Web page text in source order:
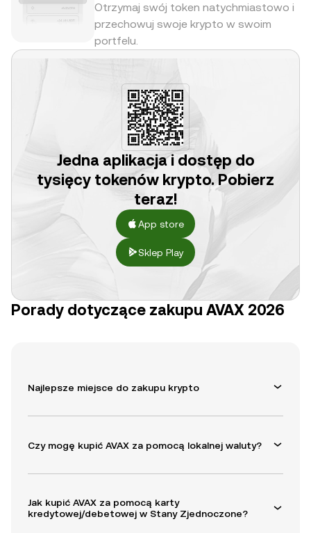
Otrzymaj swój token natychmiastowo i
przechowuj swoje krypto w swoim
portfelu.
Jedna aplikacja i dostęp do
tysięcy tokenów krypto. Pobierz
teraz!
App store
Sklep Play
Porady dotyczące zakupu AVAX 2026
Najlepsze miejsce do zakupu krypto
Czy mogę kupić AVAX za pomocą lokalnej waluty?
Jak kupić AVAX za pomocą karty
kredytowej/debetowej w Stany Zjednoczone?